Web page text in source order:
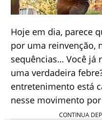
Hoje em dia, parece
por uma reinvenção,
sequências… Você já
uma verdadeira
entretenimento está
nesse movimento